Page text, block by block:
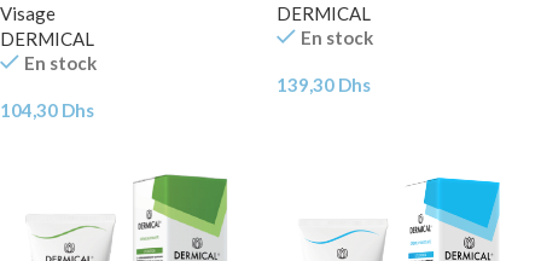
Visage
DERMICAL
En stock
104,30 Dhs
DERMICAL
En stock
139,30 Dhs